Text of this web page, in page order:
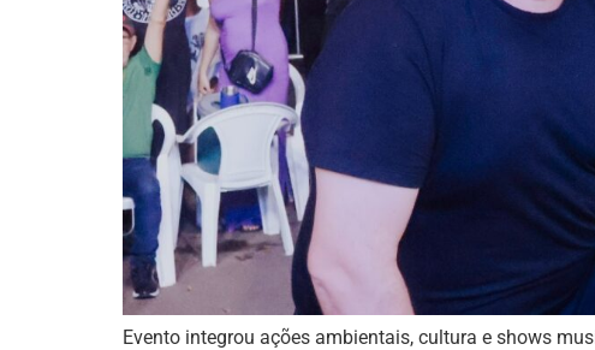
Evento integrou ações ambientais, cultura e shows